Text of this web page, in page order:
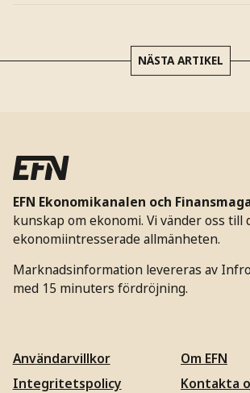
NÄSTA ARTIKEL
EFN Ekonomikanalen och
kunskap om ekonomi. Vi vänder oss till
ekonomiintresserade allmänheten.
Marknadsinformation levereras av
med 15 minuters fördröjning.
Användarvillkor
Integritetspolicy
Om EFN
Kontakta